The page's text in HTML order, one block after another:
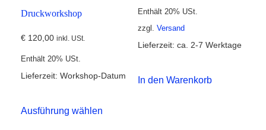
Druckworkshop
€ 120,00 inkl. USt.
Enthält 20% USt.
Lieferzeit: Workshop-Datum
Ausführung wählen
Enthält 20% USt.
zzgl. Versand
Lieferzeit: ca. 2-7 Werktage
In den Warenkorb